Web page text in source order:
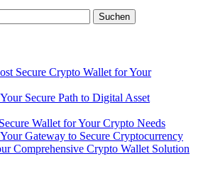
Secure Crypto Wallet for Your
Secure Path to Digital Asset
Wallet for Your Crypto Needs
Gateway to Secure Cryptocurrency
Comprehensive Crypto Wallet Solution